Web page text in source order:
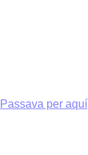
Passava per aquí